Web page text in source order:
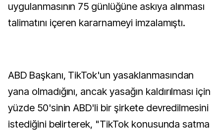
uygulanmasının 75 günlüğüne askıya alınması
talimatını içeren kararnameyi imzalamıştı.
ABD Başkanı, TikTok'un yasaklanmasından
yana olmadığını, ancak yasağın kaldırılması için
yüzde 50'sinin ABD'li bir şirkete devredilmesini
istediğini belirterek, "TikTok konusunda satma